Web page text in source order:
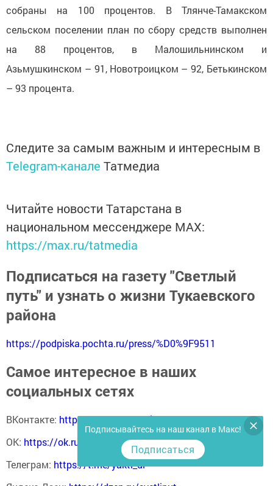
собраны на 100 процентов. В Тлянче-Тамакском
сельском поселении план по сбору средств выполнен
на 88 процентов, в Малошильнинском и
Азьмушкинском – 91, Новотроицком – 92, Бетькинском
– 93 процента.
Следите за самым важным и интересным в
Telegram-канале Татмедиа
Читайте новости Татарстана в
национальном мессенджере MАХ:
https://max.ru/tatmedia
Подписаться на газету "Светлый
путь" и узнать о жизни Тукаевского
района
https://podpiska.pochta.ru/press/%D0%9F9511
Самое интересное в наших
социальных сетях
ВКонтакте: https://vk.com/svetliput
ОК: https://ok.ru/profile/590414664980
Телеграм: https://t.me/yakti_ul
Подписывайтесь на наш канал в Макс!
Подписаться